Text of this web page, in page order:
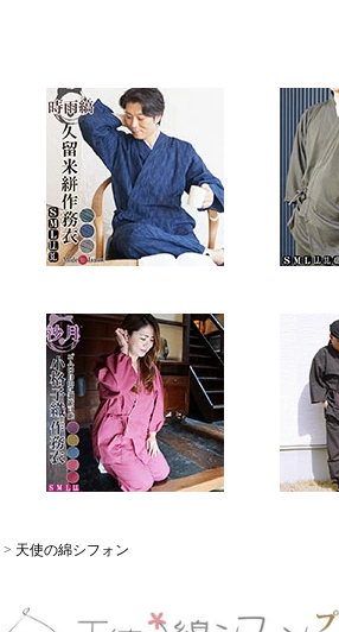
> 天使の綿シフォン